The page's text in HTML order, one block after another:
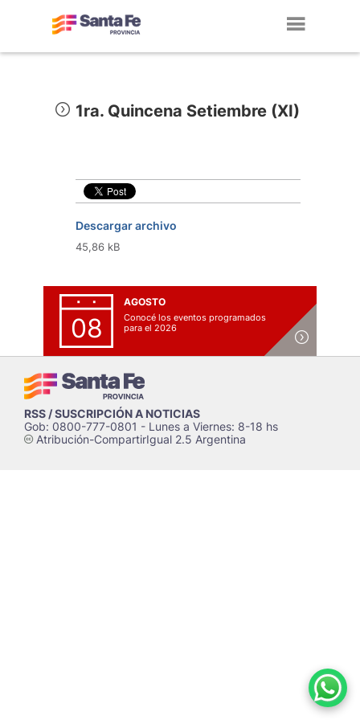
1ra. Quincena Setiembre (XI)
Descargar archivo
45,86 kB
08
AGOSTO
Conocé los eventos programados
para el 2026
RSS / SUSCRIPCIÓN A NOTICIAS
Gob: 0800-777-0801 - Lunes a Viernes: 8-18 hs
cAtribución-CompartirIgual 2.5 Argentina